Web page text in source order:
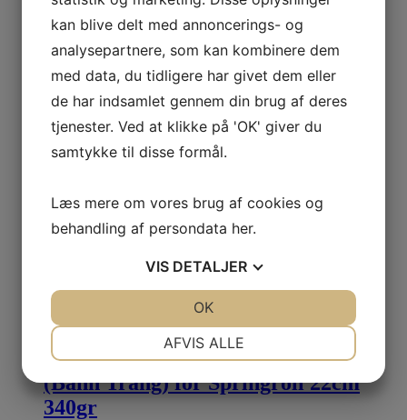
Tyj Spring Roll Pastry 550gr (50pcs)
Blue Bag
28,00 kr. Inkl.moms
Læg i kurv
(Bánh Tráng) 22cm for Deep Fried
340gr
Inkl.moms
Læg i kurv
Bamboo Tree Square Rice Paper
(Bánh Tráng) for Springroll 22cm
340gr
kan blive delt med annoncerings- og
analysepartnere, som kan kombinere dem
med data, du tidligere har givet dem eller
de har indsamlet gennem din brug af deres
tjenester. Ved at klikke på 'OK' giver du
samtykke til disse formål.
Læs mere om vores brug af cookies og
behandling af persondata her.
VIS DETALJER
MARKETING STATISTIK
AFVIS ALLE
OK